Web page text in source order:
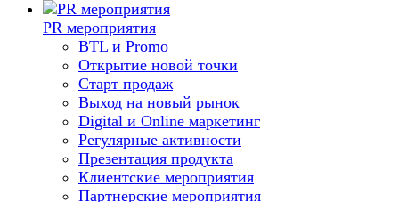
PR мероприятия
BTL и Promo
Открытие новой точки
Старт продаж
Выход на новый рынок
Digital и Online маркетинг
Регулярные активности
Презентация продукта
Клиентские мероприятия
Партнерские мероприятия